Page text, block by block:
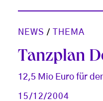
NEWS / THEMA
Tanzplan
12,5 Mio Euro für
15/12/2004